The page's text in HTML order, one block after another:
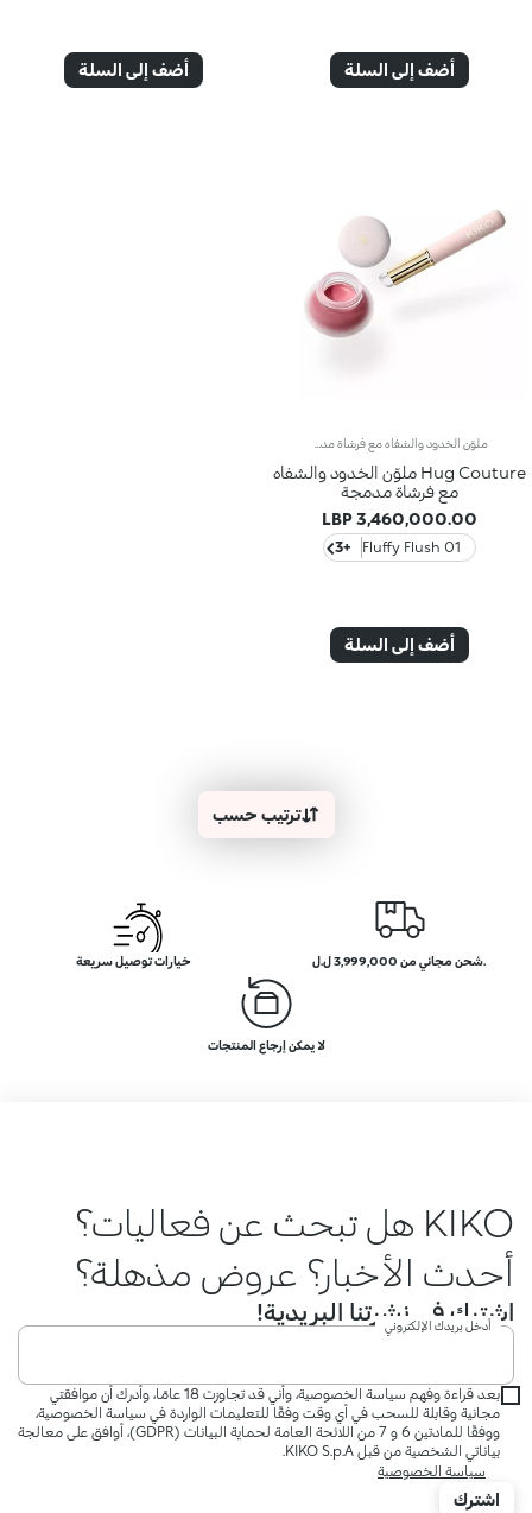
أضف إلى السلة أضف إلى السلة
Hug Couture ملوّن الخدود والشفاه
مع فرشاة مدمجة
3,460,000.00 LBP
01 Fluffy Flush
+3
أضف إلى السلة
ترتيب حسب
.شحن مجاني من 3,999,000 ل.ل خيارات توصيل سريعة
لا يمكن إرجاع المنتجات
KIKO هل تبحث عن فعاليات؟
أحدث الأخبار؟ عروض مذهلة؟
اشترك في نشرتنا البريدية!
أدخل بريدك الإلكتروني
بعد قراءة وفهم سياسة الخصوصية، وأني قد تجاوزت 18 عامًا، وأدرك أن موافقتي
مجانية وقابلة للسحب في أي وقت وفقًا للتعليمات الواردة في سياسة الخصوصية،
ووفقًا للمادتين 6 و 7 من اللائحة العامة لحماية البيانات (GDPR)، أوافق على معالجة
بياناتي الشخصية من قبل KIKO S.p.A.
سياسة الخصوصية
اشترك